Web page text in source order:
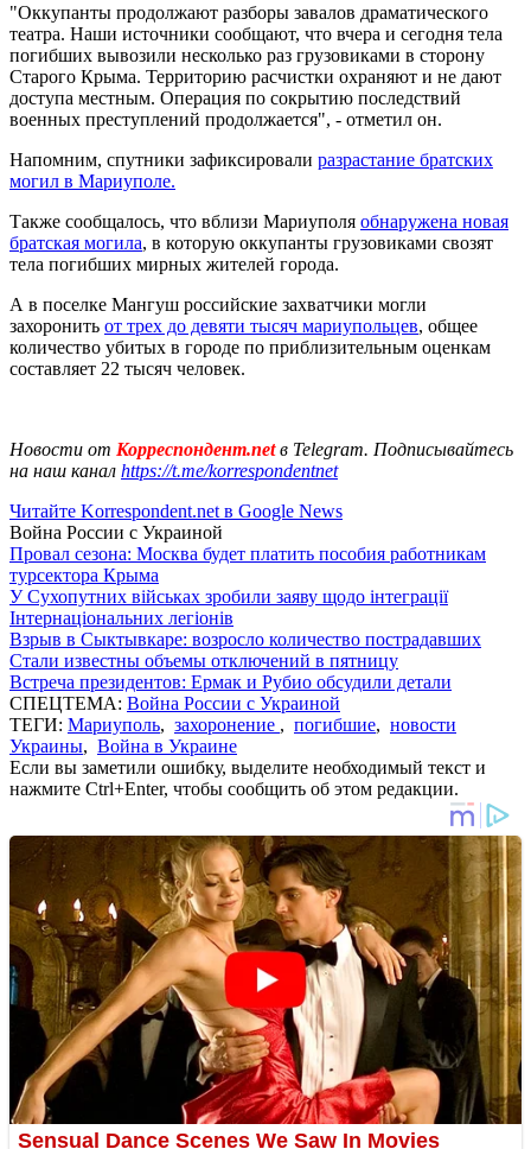
"Оккупанты продолжают разборы завалов драматического
театра. Наши источники сообщают, что вчера и сегодня тела
погибших вывозили несколько раз грузовиками в сторону
Старого Крыма. Территорию расчистки охраняют и не дают
доступа местным. Операция по сокрытию последствий
военных преступлений продолжается", - отметил он.
Напомним, спутники зафиксировали разрастание братских
могил в Мариуполе.
Также сообщалось, что вблизи Мариуполя обнаружена новая
братская могила, в которую оккупанты грузовиками свозят
тела погибших мирных жителей города.
А в поселке Мангуш российские захватчики могли
захоронить от трех до девяти тысяч мариупольцев, общее
количество убитых в городе по приблизительным оценкам
составляет 22 тысяч человек.
Новости от Корреспондент.netв Telegram. Подписывайтесь
на наш канал https://t.me/korrespondentnet
Читайте Korrespondent.net в Google News
Война России с Украиной
Провал сезона: Москва будет платить пособия работникам
турсектора Крыма
У Сухопутних військах зробили заяву щодо інтеграції
Інтернаціональних легіонів
Взрыв в Сыктывкаре: возросло количество пострадавших
Стали известны объемы отключений в пятницу
Встреча президентов: Ермак и Рубио обсудили детали
СПЕЦТЕМА: Война России с Украиной
ТЕГИ: Мариуполь, захоронение , погибшие, новости
Украины, Война в Украине
Если вы заметили ошибку, выделите необходимый текст и
нажмите Ctrl+Enter, чтобы сообщить об этом редакции.